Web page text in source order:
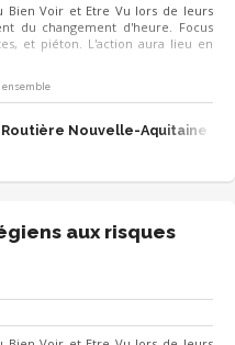
Bien Voir et Etre Vu lors de leurs
du changement d'heure. Focus
et piéton. L'action aura lieu en
ensemble
Nouvelle-Aquitaine
aux risques